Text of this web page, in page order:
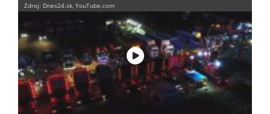
Zdroj: Dnes24.sk, YouTube.com